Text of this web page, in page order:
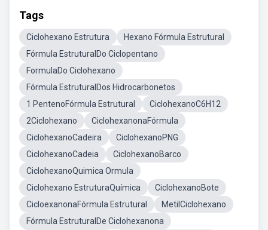
Tags
Ciclohexano Estrutura
Hexano Fórmula Estrutural
Fórmula EstruturalDo Ciclopentano
FormulaDo Ciclohexano
Fórmula EstruturalDos Hidrocarbonetos
1 PentenoFórmula Estrutural
CiclohexanoC6H12
2Ciclohexano
CiclohexanonaFórmula
CiclohexanoCadeira
CiclohexanoPNG
CiclohexanoCadeia
CiclohexanoBarco
CiclohexanoQuimica Ormula
Ciclohexano EstruturaQuímica
CiclohexanoBote
CicloexanonaFórmula Estrutural
MetilCiclohexano
Fórmula EstruturalDe Ciclohexanona